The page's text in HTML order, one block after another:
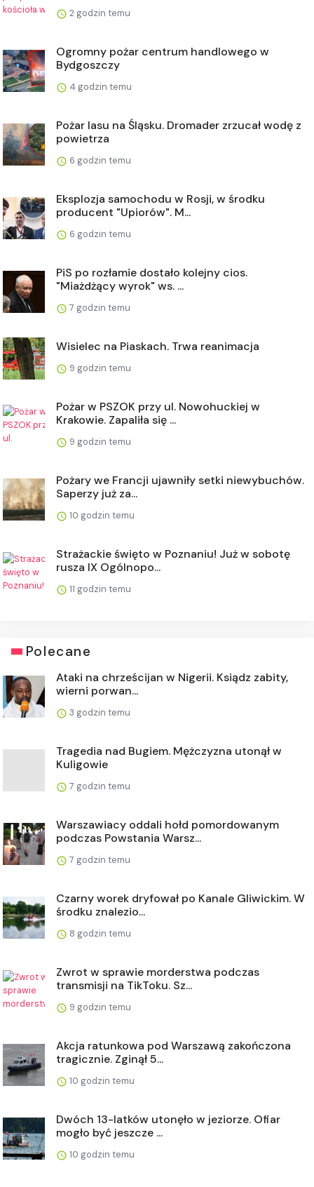
2 godzin temu
Ogromny pożar centrum handlowego w
Bydgoszczy
4 godzin temu
Pożar lasu na Śląsku. Dromader zrzucał wodę z
powietrza
6 godzin temu
Eksplozja samochodu w Rosji, w środku
producent "Upiorów". M...
6 godzin temu
PiS po rozłamie dostało kolejny cios.
"Miażdżący wyrok" ws. ...
7 godzin temu
Wisielec na Piaskach. Trwa reanimacja
9 godzin temu
Pożar w PSZOK przy ul. Nowohuckiej w
Krakowie. Zapaliła się ...
9 godzin temu
Pożary we Francji ujawniły setki niewybuchów.
Saperzy już za...
10 godzin temu
Strażackie święto w Poznaniu! Już w sobotę
rusza IX Ogólnopo...
11 godzin temu
Polecane
Ataki na chrześcijan w Nigerii. Ksiądz zabity,
wierni porwan...
3 godzin temu
Tragedia nad Bugiem. Mężczyzna utonął w
Kuligowie
7 godzin temu
Warszawiacy oddali hołd pomordowanym
podczas Powstania Warsz...
7 godzin temu
Czarny worek dryfował po Kanale Gliwickim. W
środku znalezio...
8 godzin temu
Zwrot w sprawie morderstwa podczas
transmisji na TikToku. Sz...
9 godzin temu
Akcja ratunkowa pod Warszawą zakończona
tragicznie. Zginął 5...
10 godzin temu
Dwóch 13-latków utonęło w jeziorze. Ofiar
mogło być jeszcze ...
10 godzin temu